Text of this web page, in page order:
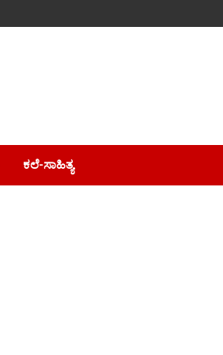
ಕಲೆ-ಸಾಹಿತ್ಯ